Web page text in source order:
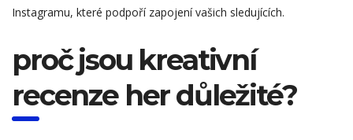
Instagramu, které podpoří zapojení vašich sledujících.
proč jsou kreativní
recenze her důležité?